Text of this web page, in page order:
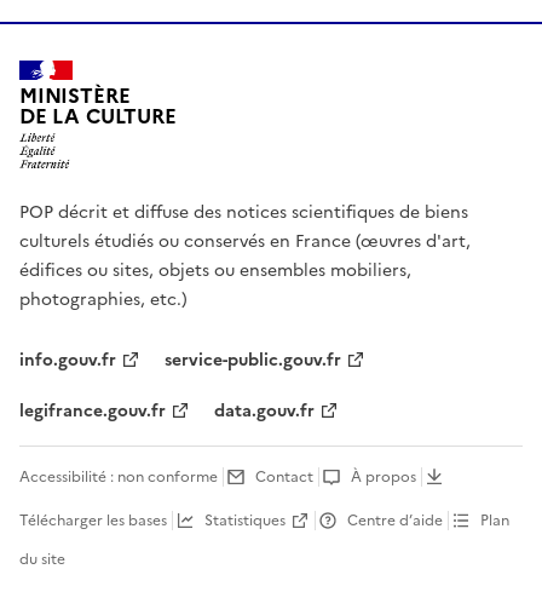
MINISTÈRE
DE LA CULTURE
POP décrit et diffuse des notices scientifiques de biens
culturels étudiés ou conservés en France (œuvres d'art,
édifices ou sites, objets ou ensembles mobiliers,
photographies, etc.)
info.gouv.fr
service-public.gouv.fr
legifrance.gouv.fr
data.gouv.fr
Accessibilité : non conforme Contact
À propos
Télécharger les bases
Statistiques Centre d’aide
Plan
du site